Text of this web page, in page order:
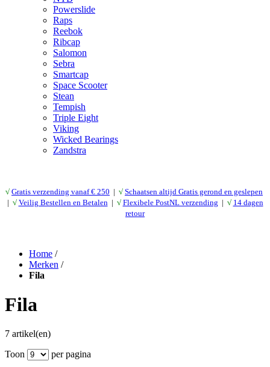
Powerslide
Raps
Reebok
Ribcap
Salomon
Sebra
Smartcap
Space Scooter
Stean
Tempish
Triple Eight
Viking
Wicked Bearings
Zandstra
√ Gratis verzending vanaf € 250 | √ Schaatsen altijd Gratis gerond en geslepen
| √ Veilig Bestellen en Betalen | √ Flexibele PostNL verzending | √ 14 dagen
retour
Home /
Merken /
Fila
Fila
7 artikel(en)
Toon
per pagina